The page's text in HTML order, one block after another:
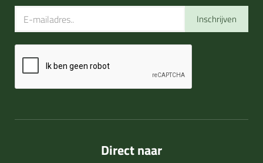
Inschrijven
Direct naar